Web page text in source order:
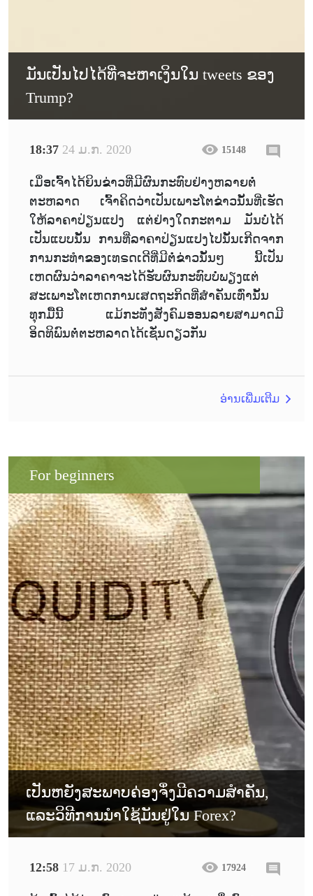
ມັນເປັນໄປໄດ້ທີ່ຈະຫາເງິນໃນ tweets ຂອງ
Trump?
18:37 24 ມ.ກ. 2020 15148
ເມຶ່ອເຈົ້າໄດ້ຍິນຂ່າວທີ່ມີຜົນກະທົບຢ່າງຫລາຍຕໍ່
ຕະຫລາດ ເຈົ້າຄິດວ່າເປັນເພາະໂຕຂ່າວນັ້ນທີ່ເຮັດ
ໃຫ້ລາຄາປ່ຽນແປງ ແຕ່ຢ່າງໃດກະຕາມ ມັນບໍ່ໄດ້
ເປັນແບບນັ້ນ ການທີ່ລາຄາປ່ຽນແປງໄປນັ້ນເກີດຈາກ
ການກະທຳຂອງເທຣດເດີທີ່ມີຕໍ່ຂ່າວນັ້ນໆ ນີ້ເປັນ
ເຫດຜົນວ່າລາຄາຈະໄດ້ຮັບຜົນກະທົບບໍ່ພຽງແຕ່
ສະເພາະໂຕເຫດການເສດຖະກິດທີ່ສຳຄັນເທົ່ານັ້ນ
ທຸກມື້ນີ້ ແມ້ກະທັງສັງຄົມອອນລາຍສາມາດມີ
ອິດທິພົນຕໍ່ຕະຫລາດໄດ້ເຊັ່ນດຽວກັນ
ອ່ານເພີ່ມເຕີມ
For beginners
ເປັນຫຍັງສະພາບຄ່ອງຈຶ່ງມີຄວາມສໍາຄັນ,
ແລະວິທີການນໍາໃຊ້ມັນຢູ່ໃນ Forex?
12:58 17 ມ.ກ. 2020 17924